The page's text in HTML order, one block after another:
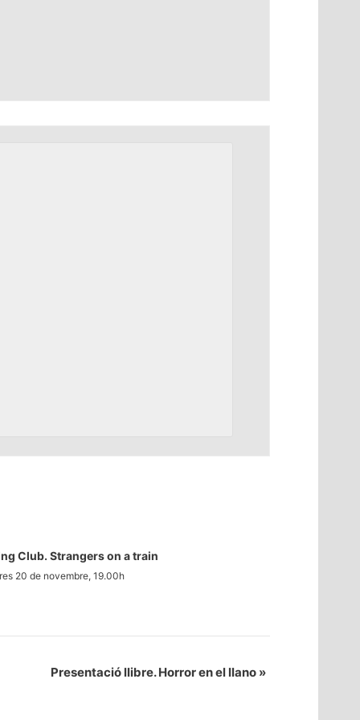
Club. Strangers on a train
20 de novembre, 19.00h
Presentació llibre. Horror en el llano »